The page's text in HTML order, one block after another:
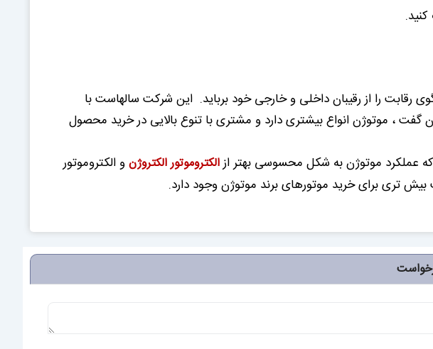
رقابت را از رقیبان داخلی و خارجی خود برباید. این شرکت سالهاست با
گفت ، موتوژن انواع بیشتری دارد و مشتری با تنوع بالایی در خرید محصول
عملکرد موتوژن به شکل محسوسی بهتر ازالکتروموتور الکتروژنو الکتروموتور
تری برای خرید موتورهای برند موتوژن وجود دارد.